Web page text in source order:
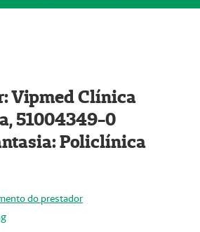
Vipmed Clínica
51004349-0
Policlínica
do prestador